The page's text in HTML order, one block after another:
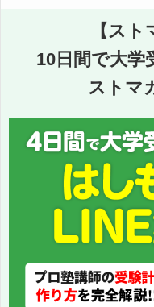
【スト
10日間で大学
ストマ